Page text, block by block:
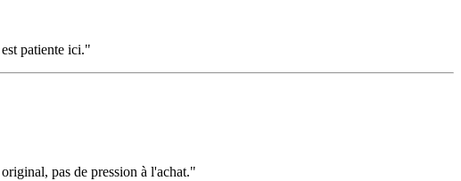
patiente ici."
pas de pression à l'achat."